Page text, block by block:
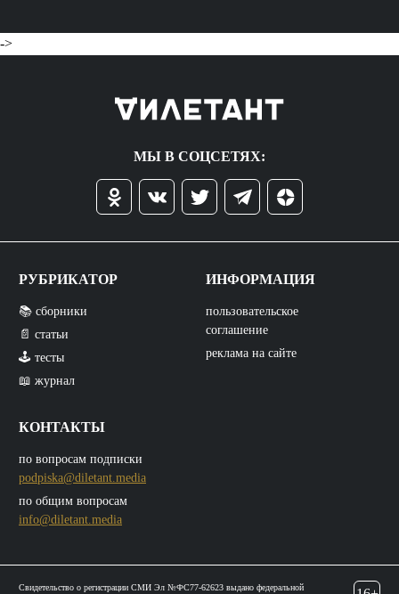
->
МЫ В СОЦСЕТЯХ:
РУБРИКАТОР
📚 сборники
📄 статьи
🕹️ тесты
📖 журнал
КОНТАКТЫ
по вопросам подписки
podpiska@diletant.media
по общим вопросам
info@diletant.media
ИНФОРМАЦИЯ
пользовательское
соглашение
реклама на сайте
Свидетельство о регистрации СМИ Эл №ФС77-62623 выдано федеральной